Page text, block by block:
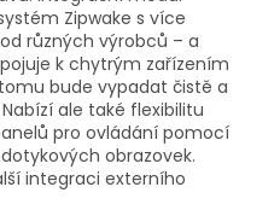
Zipwake s více
různých výrobců – a
k chytrým zařízením
bude vypadat čistě a
ale také flexibilitu
pro ovládání pomocí
obrazovek.
integraci externího